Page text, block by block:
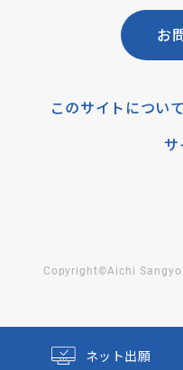
ネット出願
お
このサイトについて
Copyright©Aichi